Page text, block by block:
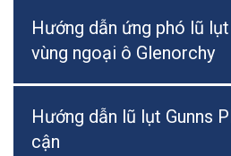
Hướng dẫn ứng phó lũ
vùng ngoại ô Glenorchy
Hướng dẫn lũ lụt Gunns
cận